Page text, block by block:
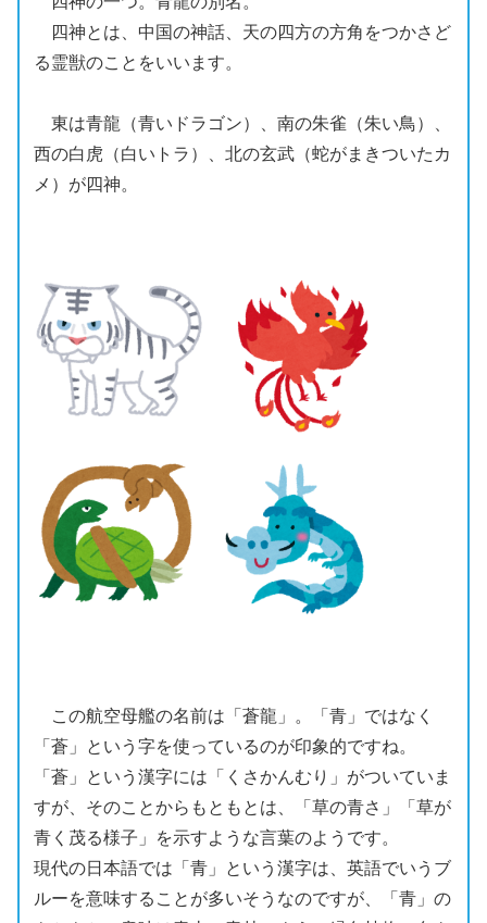
四神とは、中国の神話、天の四方の方角をつかさど
る霊獣のことをいいます。
東は青龍 （青いドラゴン）、南の朱雀 （朱い鳥）、
西の白虎 （白いトラ）、北の玄武（蛇がまきついたカ
メ）が四神。
この航空母艦の名前は「 蒼龍」。
「青」ではなく
「 蒼」という字を使っているのが印象的ですね。
「 蒼」という漢字には「くさかんむり」がついていま
すが、そのことからもともとは、「草の青さ」「草が
青く茂る様子」を示すような言葉のようです。
現代の日本語では「青」という漢字は、英語でいうブ
ルーを意味することが多いそうなのですが、「青」の